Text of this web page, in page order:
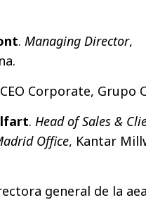
. Managing Director,
Corporate, Grupo
. Head of Sales &
Office, Kantar
general de la